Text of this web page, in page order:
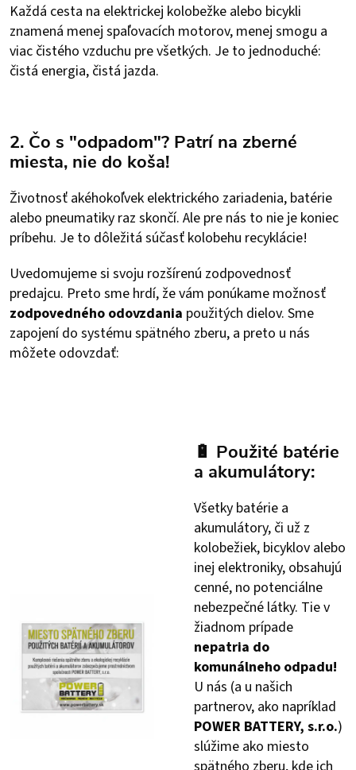
Každá cesta na elektrickej kolobežke alebo bicykli
znamená menej spaľovacích motorov, menej smogu a
viac čistého vzduchu pre všetkých. Je to jednoduché:
čistá energia, čistá jazda.
2. Čo s "odpadom"? Patrí na zberné
miesta, nie do koša!
Životnosť akéhokoľvek elektrického zariadenia, batérie
alebo pneumatiky raz skončí. Ale pre nás to nie je koniec
príbehu. Je to dôležitá súčasť kolobehu recyklácie!
Uvedomujeme si svoju rozšírenú zodpovednosť
predajcu. Preto sme hrdí, že vám ponúkame možnosť
zodpovedného odovzdania použitých dielov. Sme
zapojení do systému spätného zberu, a preto u nás
môžete odovzdať:
🔋 Použité batérie
a akumulátory:
Všetky batérie a
akumulátory, či už z
kolobežiek, bicyklov alebo
inej elektroniky, obsahujú
cenné, no potenciálne
nebezpečné látky. Tie v
žiadnom prípade
nepatria do
komunálneho odpadu!
U nás (a u našich
partnerov, ako napríklad
POWER BATTERY, s.r.o.)
slúžime ako miesto